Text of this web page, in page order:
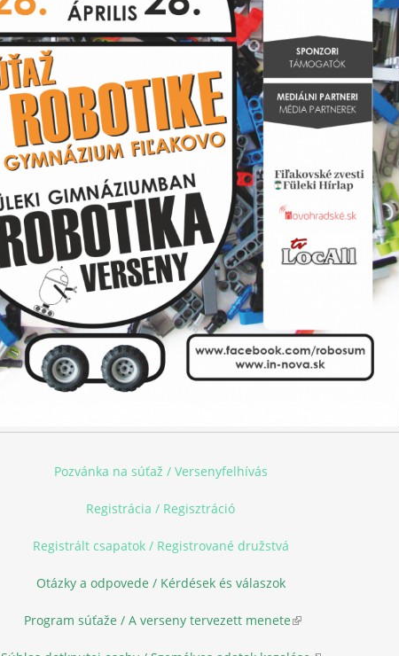
Pozvánka na súťaž / Versenyfelhívás
Registrácia / Regisztráció
Registrált csapatok / Registrované družstvá
Otázky a odpovede / Kérdések és válaszok
Program súťaže / A verseny tervezett menete(link is external)